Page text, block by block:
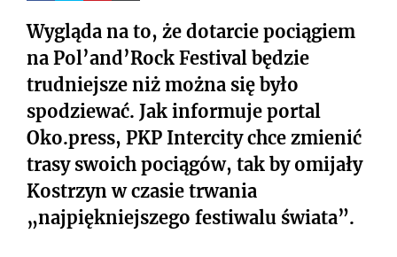
Wygląda na to, że dotarcie pociągiem
na Pol’and’Rock Festival będzie
trudniejsze niż można się było
spodziewać. Jak informuje portal
Oko.press, PKP Intercity chce zmienić
trasy swoich pociągów, tak by omijały
Kostrzyn w czasie trwania
„najpiękniejszego festiwalu świata”.